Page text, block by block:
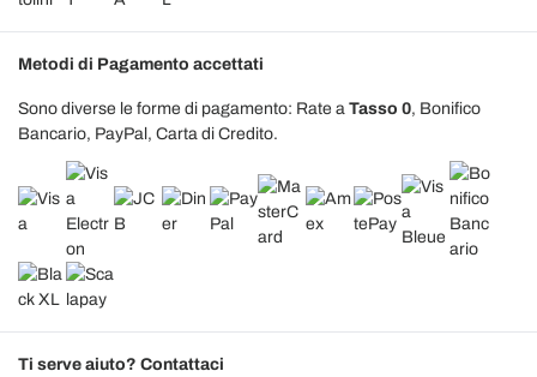
Metodi di Pagamento accettati
Sono diverse le forme di pagamento: Rate a Tasso 0, Bonifico
Bancario, PayPal, Carta di Credito.
Ti serve aiuto? Contattaci